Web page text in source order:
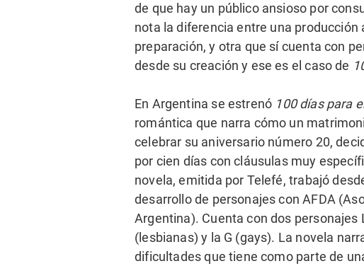
de que hay un público ansioso por
nota la diferencia entre una
preparación, y otra que sí cuenta con
desde su creación y ese es el caso de
En Argentina se estrenó 100 días para
romántica que narra cómo un
celebrar su aniversario número 20,
por cien días con cláusulas muy
novela, emitida por Telefé, trabajó
desarrollo de personajes con AFDA
Argentina). Cuenta con dos personajes
(lesbianas) y la G (gays). La novela
dificultades que tiene como parte de